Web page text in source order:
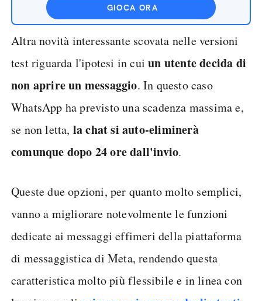
GIOCA ORA
Altra novità interessante scovata nelle versioni
test riguarda l'ipotesi in cui un utente decida di
non aprire un messaggio. In questo caso
WhatsApp ha previsto una scadenza massima e,
se non letta, la chat si auto-eliminerà
comunque dopo 24 ore dall'invio.
Queste due opzioni, per quanto molto semplici,
vanno a migliorare notevolmente le funzioni
dedicate ai messaggi effimeri della piattaforma
di messaggistica di Meta, rendendo questa
caratteristica molto più flessibile e in linea con